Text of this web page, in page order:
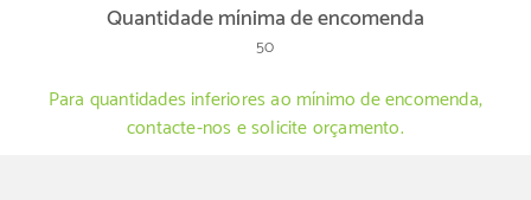
Quantidade mínima de encomenda
50
Para quantidades inferiores ao mínimo de encomenda,
contacte-nos e solicite orçamento.